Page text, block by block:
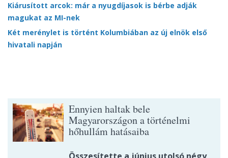
Kiárusított arcok: már a nyugdíjasok is bérbe adják
magukat az MI-nek
Két merénylet is történt Kolumbiában az új elnök első
hivatali napján
Ennyien haltak bele
Magyarországon a történelmi
hőhullám hatásaiba